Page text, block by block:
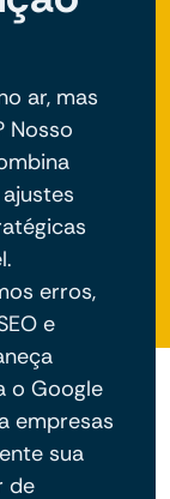
ar, mas
Nosso
erros,
e
o Google
empresas
sua
de